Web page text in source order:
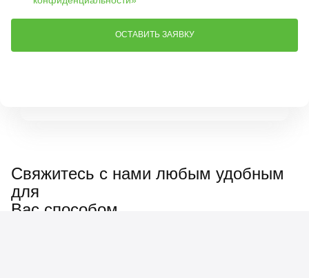
Свяжитесь с нами любым удобным
для
Вас способом